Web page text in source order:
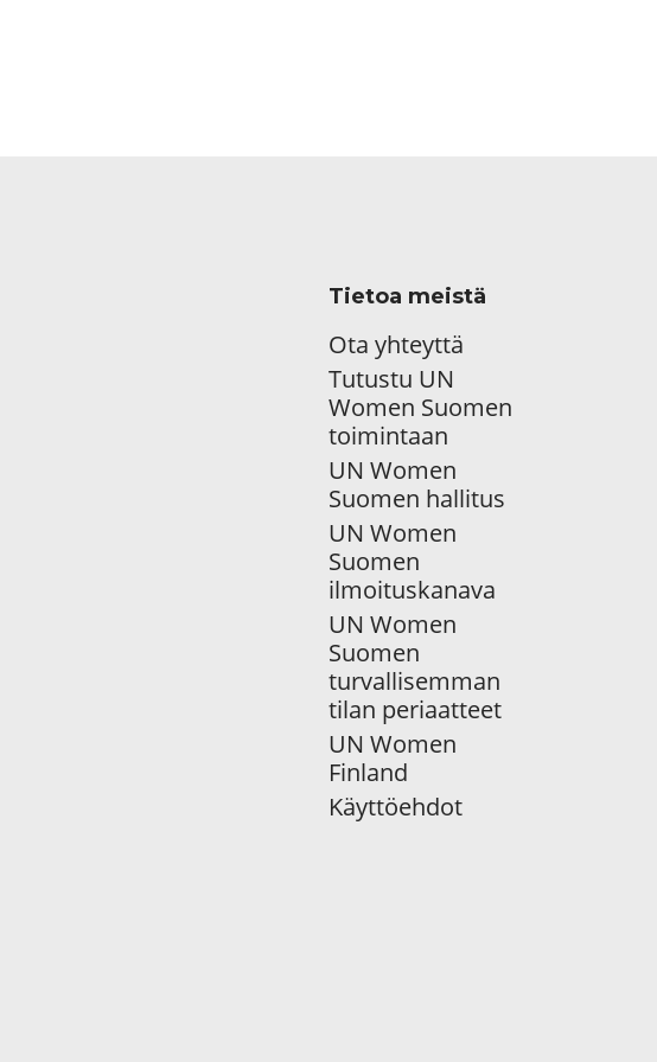
Tietoa meistä
Ota yhteyttä
Tutustu UN
Women Suomen
toimintaan
UN Women
Suomen hallitus
UN Women
Suomen
ilmoituskanava
UN Women
Suomen
turvallisemman
tilan periaatteet
UN Women
Finland
Käyttöehdot